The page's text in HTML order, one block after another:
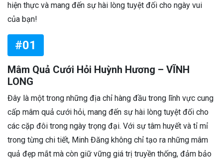
hiện thực và mang đến sự hài lòng tuyệt đối cho ngày vui
của bạn!
#01
Mâm Quả Cưới Hỏi Huỳnh Hương – VĨNH
LONG
Đây là một trong những địa chỉ hàng đầu trong lĩnh vực cung
cấp mâm quả cưới hỏi, mang đến sự hài lòng tuyệt đối cho
các cặp đôi trong ngày trọng đại. Với sự tâm huyết và tỉ mỉ
trong từng chi tiết, Minh Đăng không chỉ tạo ra những mâm
quả đẹp mắt mà còn giữ vững giá trị truyền thống, đảm bảo